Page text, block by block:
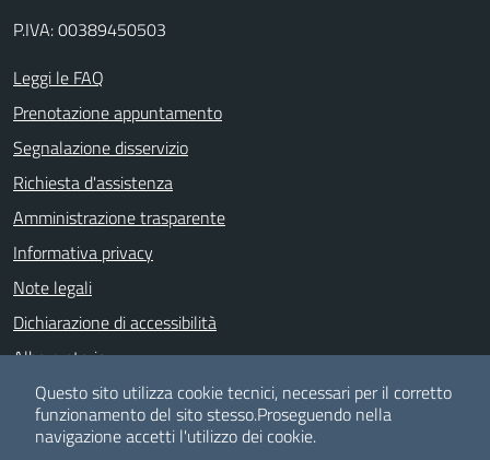
P.IVA: 00389450503
Leggi le FAQ
Prenotazione appuntamento
Segnalazione disservizio
Richiesta d'assistenza
Amministrazione trasparente
Informativa privacy
Note legali
Dichiarazione di accessibilità
Albo pretorio
Meccanismo di feedback
Questo sito utilizza cookie tecnici, necessari per il corretto
funzionamento del sito stesso.Proseguendo nella
navigazione accetti l'utilizzo dei cookie.